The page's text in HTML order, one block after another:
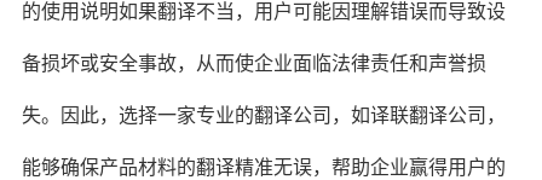
的使用说明如果翻译不当，用户可能因理解错误而导致设
备损坏或安全事故，从而使企业面临法律责任和声誉损
失。因此，选择一家专业的翻译公司，如译联翻译公司，
能够确保产品材料的翻译精准无误，帮助企业赢得用户的